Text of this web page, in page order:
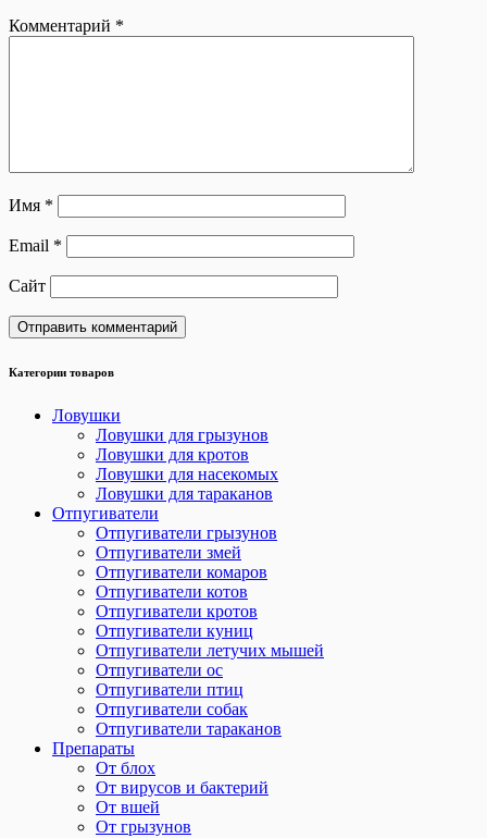
Комментарий *
Имя *
Email *
Сайт
Категории товаров
Ловушки
Ловушки для грызунов
Ловушки для кротов
Ловушки для насекомых
Ловушки для тараканов
Отпугиватели
Отпугиватели грызунов
Отпугиватели змей
Отпугиватели комаров
Отпугиватели котов
Отпугиватели кротов
Отпугиватели куниц
Отпугиватели летучих мышей
Отпугиватели ос
Отпугиватели птиц
Отпугиватели собак
Отпугиватели тараканов
Препараты
От блох
От вирусов и бактерий
От вшей
От грызунов